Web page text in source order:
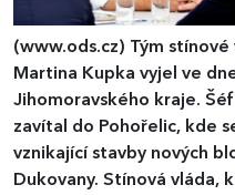
(www.ods.cz) Tým
Martina Kupka vyjel ve
Jihomoravského kraje.
zavítal do Pohořelic, kde
vznikající stavby nových
Dukovany. Stínová vláda,